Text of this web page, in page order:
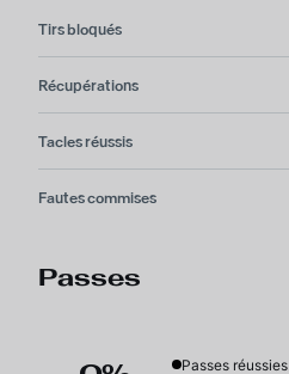
Tirs bloqués
Récupérations
Tacles réussis
Fautes commises
Passes
Passes réussies